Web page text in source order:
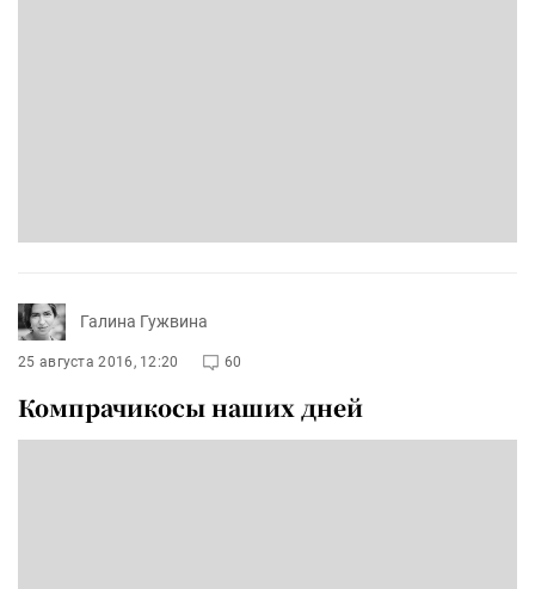
Галина Гужвина
25 августа 2016, 12:20 60
Компрачикосы наших дней